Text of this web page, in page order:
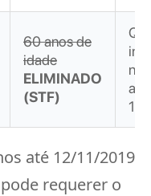
60 anos de
idade
ELIMINADO
(STF)
no
até 12/11/2019
requerer o